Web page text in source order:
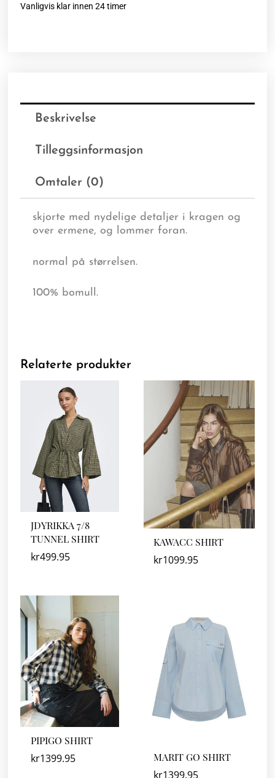
Vanligvis klar innen 24 timer
Beskrivelse
Tilleggsinformasjon
Omtaler (0)
skjorte med nydelige detaljer i kragen og
over ermene, og lommer foran.
normal på størrelsen.
100% bomull.
Relaterte produkter
JDYRIKKA 7/8
TUNNEL SHIRT
kr499.95
KAWACC SHIRT
kr1099.95
PIPIGO SHIRT
kr1399.95 MARIT GO SHIRT
kr1399.95